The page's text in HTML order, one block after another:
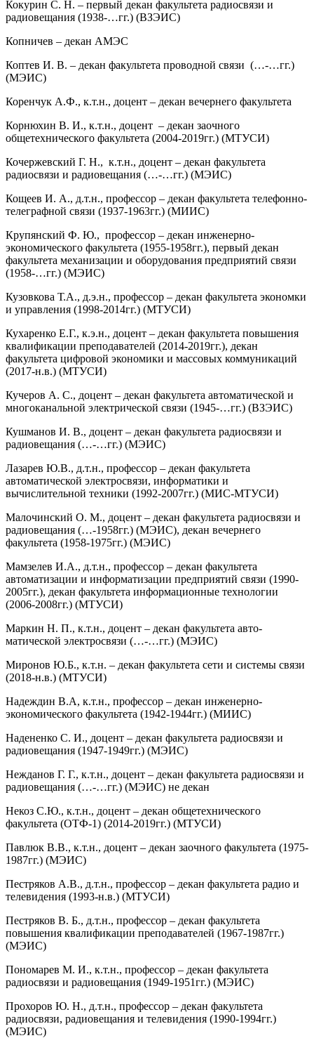
Кокурин С. Н. – первый декан факультета радиосвязи и
радиовещания (1938-…гг.) (ВЗЭИС)
Копничев – декан АМЭС
Коптев И. В. – декан факультета проводной связи (…-…гг.)
(МЭИС)
Коренчук А.Ф., к.т.н., доцент – декан вечернего факультета
Корнюхин В. И., к.т.н., доцент – декан заочного
общетехнического факультета (2004-2019гг.) (МТУСИ)
Кочержевский Г. Н., к.т.н., доцент – декан фа­культета
радиосвязи и радиовеща­ния (…-…гг.) (МЭИС)
Ко­щеев И. А., д.т.н., профессор – декан факультета телефонно-
телеграфной связи (1937-1963гг.) (МИИС)
Крупянский Ф. Ю., профессор – декан инженерно-
экономического факультета (1955-1958гг.), первый декан
факультета механизации и оборудования предприятий связи
(1958-…гг.) (МЭИС)
Кузовкова Т.А., д.э.н., профессор – декан факультета экономки
и управления (1998-2014гг.) (МТУСИ)
Кухаренко Е.Г., к.э.н., доцент – декан факультета повышения
квалификации преподавателей (2014-2019гг.), декан
факультета цифровой экономики и массовых коммуникаций
(2017-н.в.) (МТУСИ)
Кучеров А. С., доцент – декан факультета автоматической и
многоканальной электрической связи (1945-…гг.) (ВЗЭИС)
Кушманов И. В., до­цент – декан факультета радиосвязи и
радиовещания (…-…гг.) (МЭИС)
Лазарев Ю.В., д.т.н., профессор – декан факультета
автоматической электросвязи, информатики и
вычислительной техники (1992-2007гг.) (МИС-МТУСИ)
Малочинский О. М., доцент – декан факультета радиосвязи и
радиовещания (…-1958гг.) (МЭИС), декан вечернего
факультета (1958-1975гг.) (МЭИС)
Мамзелев И.А., д.т.н., профессор – декан факультета
автоматизации и информатизации предприятий связи (1990-
2005гг.), декан факультета информационные технологии
(2006-2008гг.) (МТУСИ)
Маркин Н. П., к.т.н., доцент – декан факультета авто­
матической электросвязи (…-…гг.) (МЭИС)
Миронов Ю.Б., к.т.н. – декан факультета сети и системы связи
(2018-н.в.) (МТУСИ)
Надеждин В.А, к.т.н., профессор – декан инженерно-
экономического факультета (1942-1944гг.) (МИИС)
Надененко С. И., доцент – декан факультета радиосвязи и
радиовещания (1947-1949гг.) (МЭИС)
Нежданов Г. Г., к.т.н., доцент – декан факультета радиосвязи и
радиовещания (…-…гг.) (МЭИС) не декан
Некоз С.Ю., к.т.н., доцент – декан общетехнического
факультета (ОТФ-1) (2014-2019гг.) (МТУСИ)
Павлюк В.В., к.т.н., доцент – декан заочного факультета (1975-
1987гг.) (МЭИС)
Пестряков А.В., д.т.н., профессор – декан факультета радио и
телевидения (1993-н.в.) (МТУСИ)
Пестряков В. Б., д.т.н., профессор – декан факультета
повышения квалификации преподавателей (1967-1987гг.)
(МЭИС)
Пономарев М. И., к.т.н., профессор – декан факультета
радиосвязи и радиовещания (1949-1951гг.) (МЭИС)
Прохоров Ю. Н., д.т.н., профессор – декан факультета
радиосвязи, радиовещания и телевидения (1990-1994гг.)
(МЭИС)